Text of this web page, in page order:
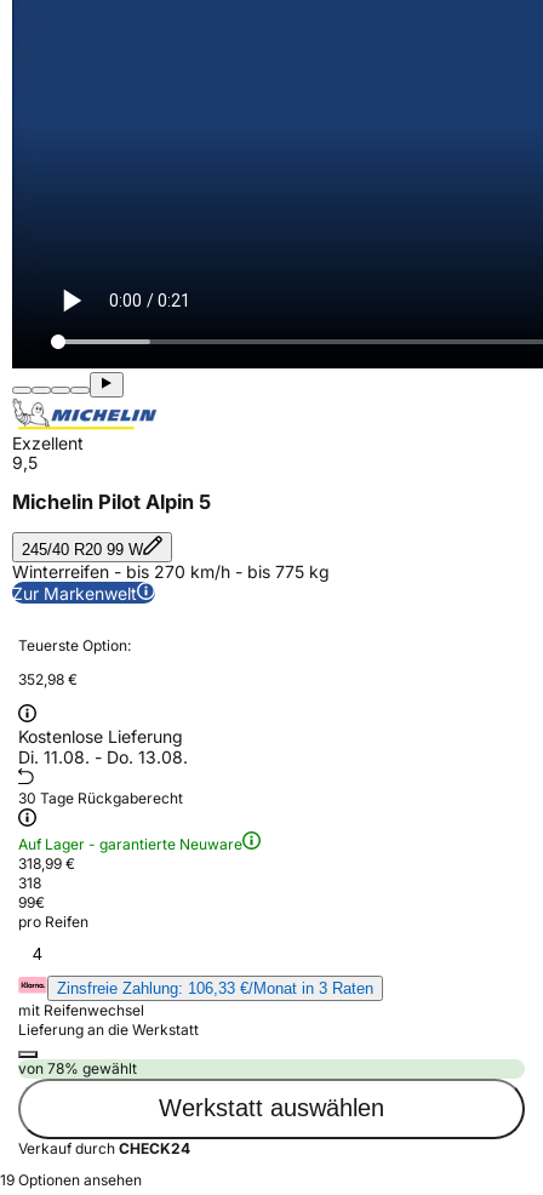
Exzellent
9,5
Michelin Pilot Alpin 5
245/40 R20 99 W
Winterreifen - bis 270 km/h - bis 775 kg
Zur Markenwelt
Teuerste Option:
352,98 €
Kostenlose Lieferung
Di. 11.08. - Do. 13.08.
30 Tage Rückgaberecht
Auf Lager - garantierte Neuware
318,99 €
318
99€
pro Reifen
4
Zinsfreie Zahlung: 106,33 €/Monat in 3 Raten
mit Reifenwechsel
Lieferung an die Werkstatt
von 78% gewählt
Werkstatt auswählen
Verkauf durch CHECK24
19 Optionen ansehen